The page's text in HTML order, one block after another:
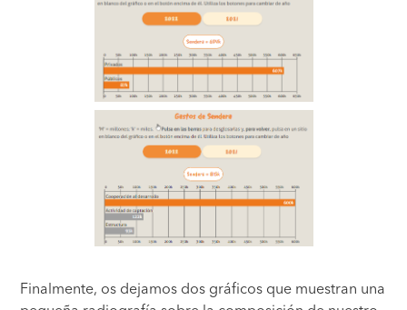
Finalmente, os dejamos dos gráficos que muestran una